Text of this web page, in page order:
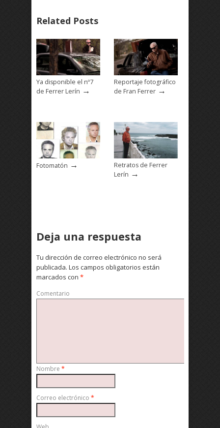
Related Posts
Ya disponible el nº7
de Ferrer Lerín →
Reportaje fotográfico
de Fran Ferrer →
Fotomatón →
Retratos de Ferrer
Lerín →
Deja una respuesta
Tu dirección de correo electrónico no será
publicada. Los campos obligatorios están
marcados con *
Comentario
Nombre *
Correo electrónico *